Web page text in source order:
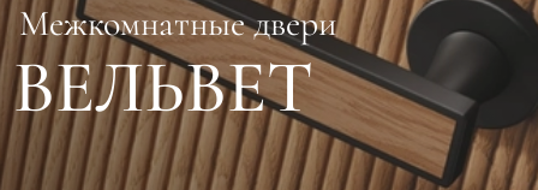
Межкомнатные двери
ВЕЛЬВЕТ